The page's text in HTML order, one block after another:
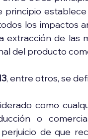
principio
los impactos
extracción de las
del producto
, entre otros, se
como
o
de que